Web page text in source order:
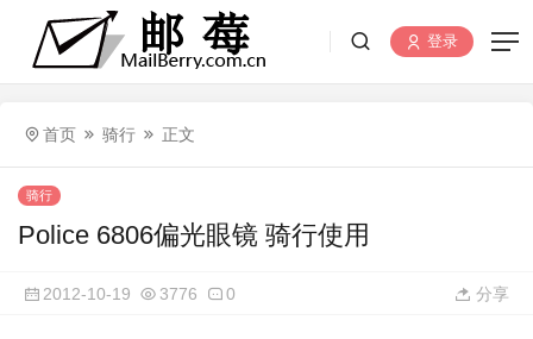
登录
首页 骑行 正文
骑行
Police 6806偏光眼镜 骑行使用
2012-10-19 3776 0 分享